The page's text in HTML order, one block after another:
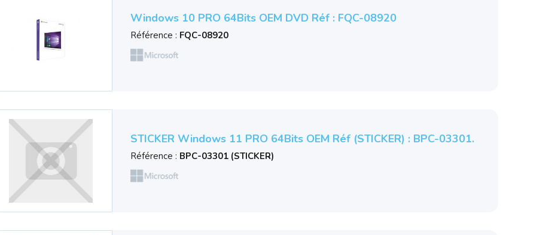
Windows 10 PRO 64Bits OEM DVD Réf : FQC-08920
Référence : FQC-08920
STICKER Windows 11 PRO 64Bits OEM Réf (STICKER) : BPC-03301.
Référence : BPC-03301 (STICKER)